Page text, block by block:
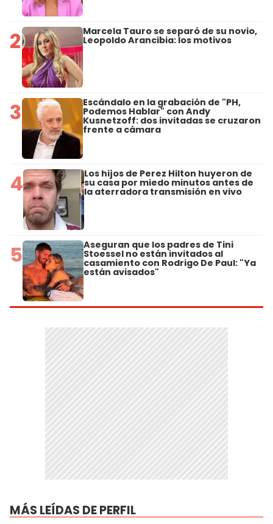
2 Marcela Tauro se separó de su novio,
Leopoldo Arancibia: los motivos
3 Escándalo en la grabación de "PH,
Podemos Hablar" con Andy
Kusnetzoff: dos invitadas se cruzaron
frente a cámara
4 Los hijos de Perez Hilton huyeron de
su casa por miedo minutos antes de
la aterradora transmisión en vivo
5 Aseguran que los padres de Tini
Stoessel no están invitados al
casamiento con Rodrigo De Paul: "Ya
están avisados"
MÁS LEÍDAS DE PERFIL